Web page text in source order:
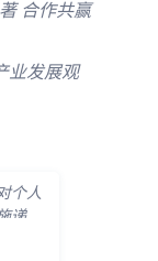
合作共赢
业发展观
个人
延